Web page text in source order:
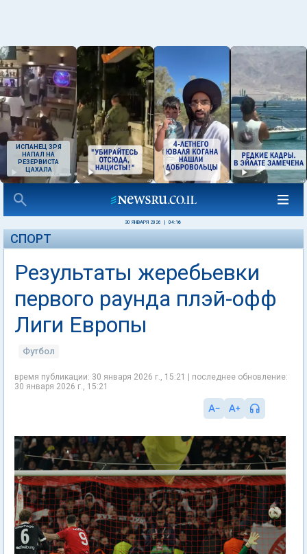
ИСПАНЕЦ ЗРЯ
НАПАЛ НА
РЕЗЕРВИСТА
ЦАХАЛА
30 ЯНВАРЯ 2026 04:16
СПОРТ
Результаты жеребьевки
первого раунда плэй-офф
Лиги Европы
Футбол
время публикации: 30 января 2026 г., 15:21 | последнее обновление:
30 января 2026 г., 15:21